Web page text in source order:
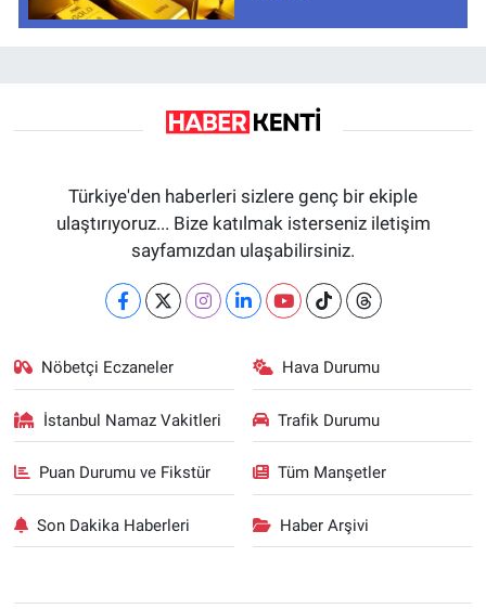
Türkiye'den haberleri sizlere genç bir ekiple
ulaştırıyoruz... Bize katılmak isterseniz iletişim
sayfamızdan ulaşabilirsiniz.
Nöbetçi Eczaneler Hava Durumu
İstanbul Namaz Vakitleri Trafik Durumu
Puan Durumu ve Fikstür Tüm Manşetler
Son Dakika Haberleri Haber Arşivi